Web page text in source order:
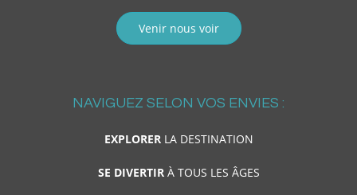
Venir nous voir
NAVIGUEZ SELON VOS ENVIES :
EXPLORERLA DESTINATION
SE DIVERTIRÀ TOUS LES ÂGES